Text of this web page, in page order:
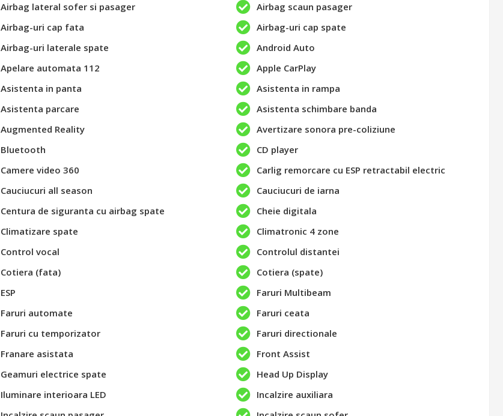
Airbag lateral sofer si pasager
Airbag scaun pasager
Airbag-uri cap fata
Airbag-uri cap spate
Airbag-uri laterale spate
Android Auto
Apelare automata 112
Apple CarPlay
Asistenta in panta
Asistenta in rampa
Asistenta parcare
Asistenta schimbare banda
Augmented Reality
Avertizare sonora pre-coliziune
Bluetooth
CD player
Camere video 360
Carlig remorcare cu ESP retractabil electric
Cauciucuri all season
Cauciucuri de iarna
Centura de siguranta cu airbag spate
Cheie digitala
Climatizare spate
Climatronic 4 zone
Control vocal
Controlul distantei
Cotiera (fata)
Cotiera (spate)
ESP
Faruri Multibeam
Faruri automate
Faruri ceata
Faruri cu temporizator
Faruri directionale
Franare asistata
Front Assist
Geamuri electrice spate
Head Up Display
Iluminare interioara LED
Incalzire auxiliara